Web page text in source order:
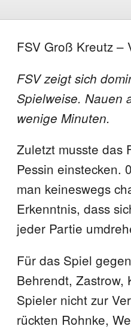
FSV Groß Kreutz –
FSV zeigt sich
Spielweise. Nauen
wenige Minuten.
Zuletzt musste das
Pessin einstecken.
man keineswegs
Erkenntnis, dass
jeder Partie
Für das Spiel
Behrendt, Zastrow,
Spieler nicht zur
rückten Rohnke,